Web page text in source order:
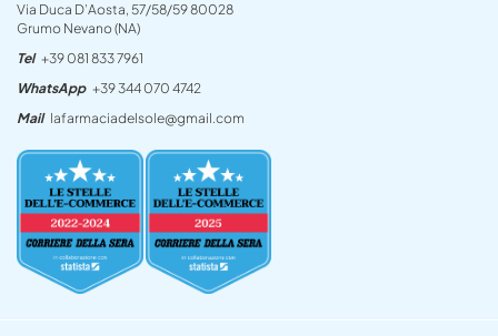
Via Duca D’Aosta, 57/58/59 80028
Grumo Nevano (NA)
Tel +39 081 833 7961
WhatsApp +39 344 070 4742
Mail lafarmaciadelsole@gmail.com